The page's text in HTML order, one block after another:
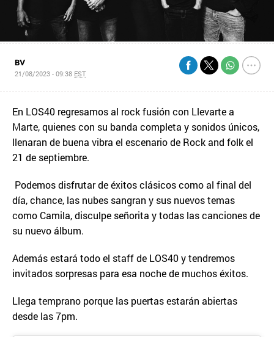
BV
21/08/2023 - 09:38 EST
En LOS40 regresamos al rock fusión con Llevarte a
Marte, quienes con su banda completa y sonidos únicos,
llenaran de buena vibra el escenario de Rock and folk el
21 de septiembre.
Podemos disfrutar de éxitos clásicos como al final del
día, chance, las nubes sangran y sus nuevos temas
como Camila, disculpe señorita y todas las canciones de
su nuevo álbum.
Además estará todo el staff de LOS40 y tendremos
invitados sorpresas para esa noche de muchos éxitos.
Llega temprano porque las puertas estarán abiertas
desde las 7pm.